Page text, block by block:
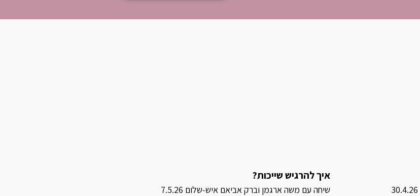
איך להרגיש שייכות?
שיחה עם משה ארגמן וברק אביאם איש-שלום 7.5.26